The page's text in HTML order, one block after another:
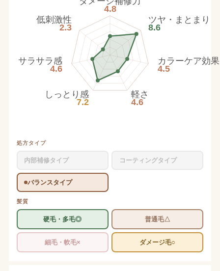
4.8
ツヤ・まとまり
8.6
カラーケア効果
4.5
軽さ
4.6
しっとり感
7.2
サラサラ感
4.6
低刺激性
2.3
処方タイプ
内部補修タイプ コーティングタイプ
バランスタイプ
髪質
硬毛・多毛◎ 普通毛△
細毛・軟毛× ダメージ毛○